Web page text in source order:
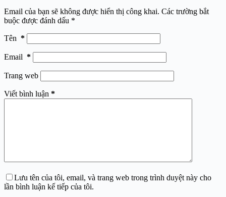
Email của bạn sẽ không được hiển thị công khai. Các trường bắt
buộc được đánh dấu *
Tên *
Email *
Trang web
Viết bình luận *
Lưu tên của tôi, email, và trang web trong trình duyệt này cho
lần bình luận kế tiếp của tôi.